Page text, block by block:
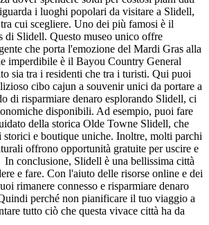
i luoghi popolari da visitare a Slidell,
cui scegliere. Uno dei più famosi è il
di Slidell. Questo museo unico offre
che porta l'emozione del Mardi Gras alla
imperdibile è il Bayou Country General
sia tra i residenti che tra i turisti. Qui puoi
cibo cajun a souvenir unici da portare a
di risparmiare denaro esplorando Slidell, ci
disponibili. Ad esempio, puoi fare
della storica Olde Towne Slidell, che
e boutique uniche. Inoltre, molti parchi
offrono opportunità gratuite per uscire e
conclusione, Slidell è una bellissima città
e fare. Con l'aiuto delle risorse online e dei
rimanere connesso e risparmiare denaro
perché non pianificare il tuo viaggio a
tutto ciò che questa vivace città ha da